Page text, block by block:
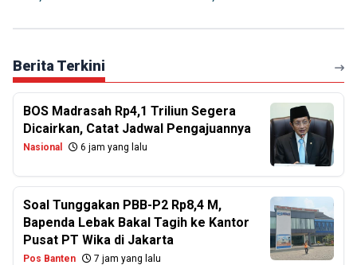
Berita Terkini
BOS Madrasah Rp4,1 Triliun Segera
Dicairkan, Catat Jadwal Pengajuannya
Nasional 6 jam yang lalu
Soal Tunggakan PBB-P2 Rp8,4 M,
Bapenda Lebak Bakal Tagih ke Kantor
Pusat PT Wika di Jakarta
Pos Banten 7 jam yang lalu